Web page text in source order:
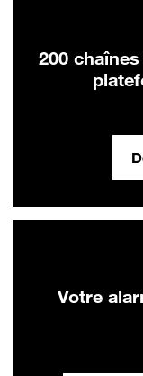
200
Votre